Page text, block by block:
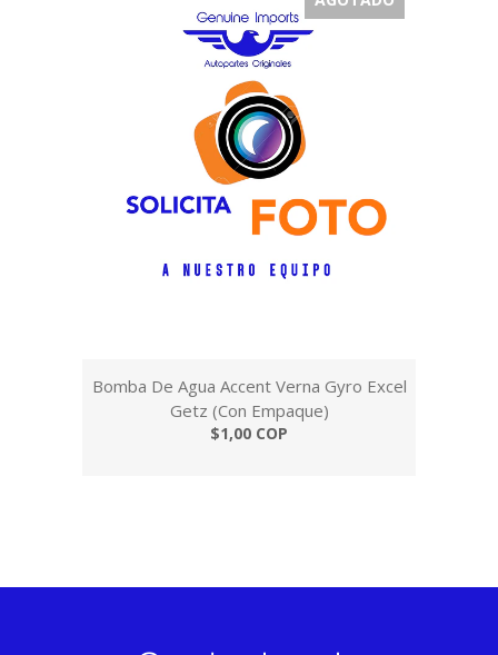
Bomba De Agua Accent Verna Gyro Excel
Getz (Con Empaque)
$1,00 COP